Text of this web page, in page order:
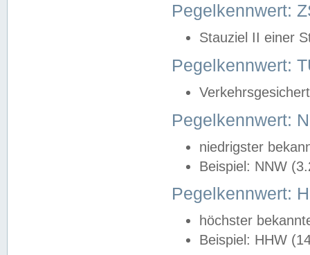
Pegelkennwert:
Stauziel II einer
Pegelkennwert:
Pegelkennwert:
niedrigster
Beispiel: NNW
Pegelkennwert:
höchster
Beispiel: HHW